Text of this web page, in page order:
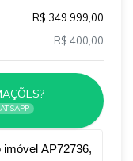
R$ 349.999,00
R$ 400,00